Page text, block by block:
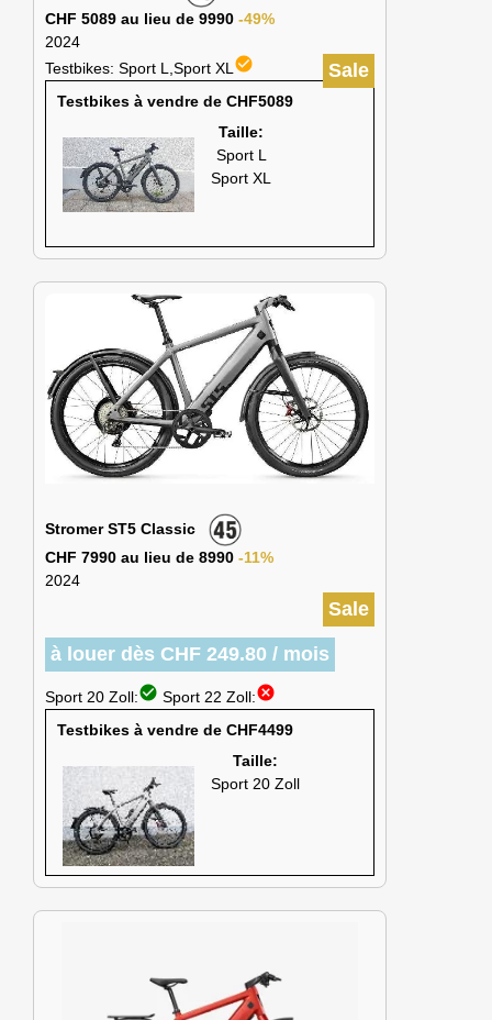
CHF 5089 au lieu de 9990 -49%
2024
Sale
Testbikes: Sport L,Sport XL check_circle
Testbikes à vendre de CHF5089
Taille:
Sport L
Sport XL
Stromer ST5 Classic
CHF 7990 au lieu de 8990 -11%
2024
Sale
à louer dès CHF 249.80 / mois
Sport 20 Zoll:check_circle Sport 22 Zoll:cancel
Testbikes à vendre de CHF4499
Taille:
Sport 20 Zoll